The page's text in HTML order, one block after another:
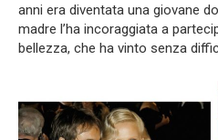
anni era diventata una giovane
madre l’ha incoraggiata a
bellezza, che ha vinto senza